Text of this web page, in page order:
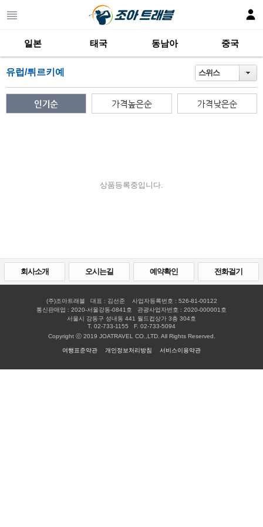
일본 태국 동남아 중국
유럽/튀르키예 스위스
상품등록중입니다.
회사소개 오시는길 예약확인 전화걸기
(주)조아트래블 대표 : 김선준 사업자등록번호 : 526-81-00122
통신판매업 : 2020-서울강동-0841호 관광사업자번호 : 2020-000001호
서울시 강동구 성내동 441 월드컵상가 3층 304호
T. 02-733-1155 F. 02-733-5094
Copyright ⓒ 2019 JOATRAVEL CO.,LTD. All Rights Reserved.
여행표준약관 개인정보처리방침 서비스이용약관